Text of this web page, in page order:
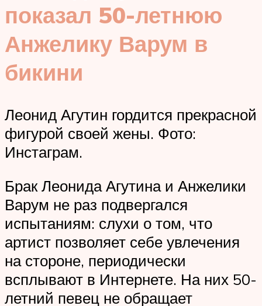
показал 50-летнюю
Анжелику Варум в
бикини
Леонид Агутин гордится прекрасной
фигурой своей жены. Фото:
Инстаграм.
Брак Леонида Агутина и Анжелики
Варум не раз подвергался
испытаниям: слухи о том, что
артист позволяет себе увлечения
на стороне, периодически
всплывают в Интернете. На них 50-
летний певец не обращает